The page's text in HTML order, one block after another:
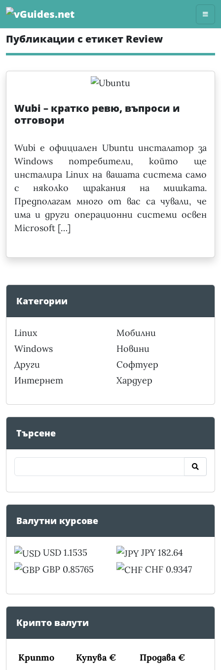
Skip
content
Публикации с етикет Review
Wubi – кратко ревю, въпроси и
отговори
Wubi е официален Ubuntu инсталатор за
Windows потребители, който ще
инсталира Linux на вашата система само
с няколко щракания на мишката.
Предполагам много от вас са чували, че
има и други операционни системи освен
Microsoft […]
Категории
Linux
Windows
Други
Интернет
Мобилни
Новини
Софтуер
Хардуер
Търсене
Валутни курсове
USD 1.1535
GBP 0.85765
JPY 182.64
CHF 0.9347
Крипто валути
Крипто Купува €
Продава €